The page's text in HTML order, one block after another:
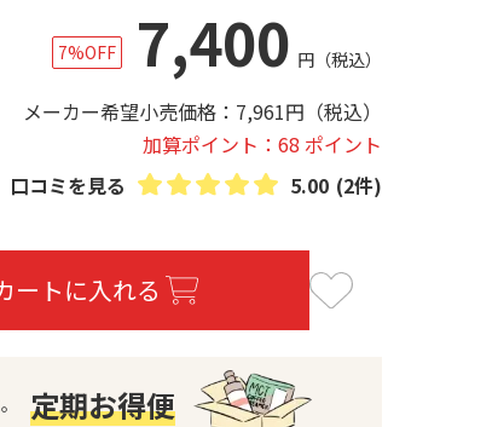
7%OFF 7,400 円 （税込）
メーカー希望小売価格： 7,961円 （税込）
加算ポイント：68 ポイント
口コミを見る
5.00 (2件)
ートに入れる
定期お得便